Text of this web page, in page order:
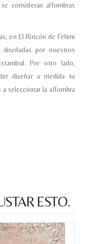
consideran alfombras
en El Rincón de Fehmi
por nuestros
Por otro lado,
diseñar a medida tu
seleccionar la alfombra
ESTO.
*